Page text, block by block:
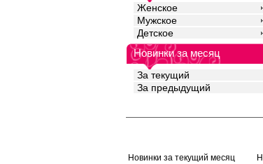
Женское
Мужское
Детское
Новинки за месяц
За текущий
За предыдущий
Новинки за текущий месяц